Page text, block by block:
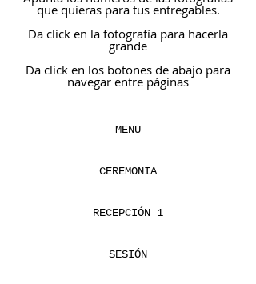
que quieras para tus entregables.
Da click en la fotografía para hacerla
grande
Da click en los botones de abajo para
navegar entre páginas
MENU
CEREMONIA
RECEPCIÓN 1
SESIÓN